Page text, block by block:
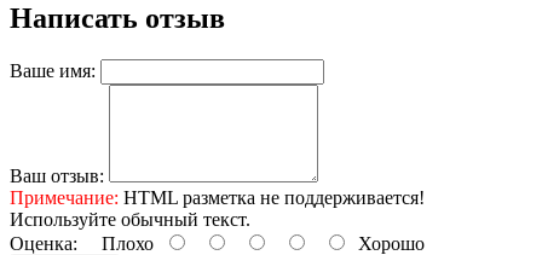
Написать отзыв
Ваше имя:
Ваш отзыв:
Примечание: HTML разметка не поддерживается!
Используйте обычный текст.
Оценка: Плохо Хорошо